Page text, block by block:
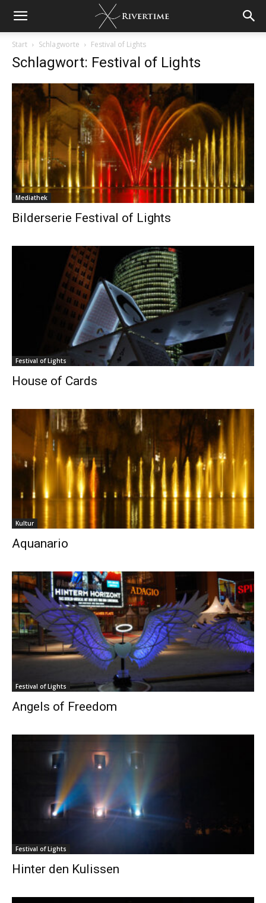
Start Schlagworte Festival of Lights
Schlagwort: Festival of Lights
Mediathek
Bilderserie Festival of Lights
Festival of Lights
House of Cards
Kultur
Aquanario
Festival of Lights
Angels of Freedom
Festival of Lights
Hinter den Kulissen